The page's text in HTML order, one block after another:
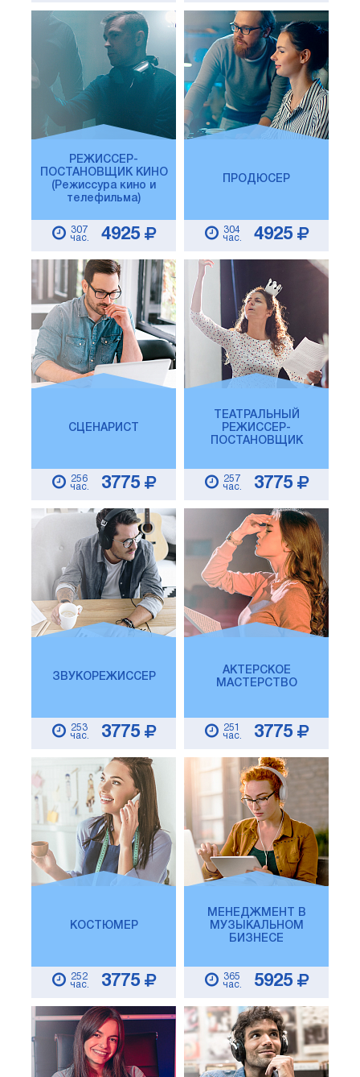
РЕЖИССЕР-
ПОСТАНОВЩИК КИНО
(Режиссура кино и
телефильма)
307
час.
4925
ПРОДЮСЕР
304
час.
4925
СЦЕНАРИСТ
256
час.
3775
ТЕАТРАЛЬНЫЙ
РЕЖИССЕР-
ПОСТАНОВЩИК
257
час.
3775
ЗВУКОРЕЖИССЕР
253
час.
3775
АКТЕРСКОЕ
МАСТЕРСТВО
251
час.
3775
КОСТЮМЕР
252
час.
3775
МЕНЕДЖМЕНТ В
МУЗЫКАЛЬНОМ
БИЗНЕСЕ
365
час.
5925